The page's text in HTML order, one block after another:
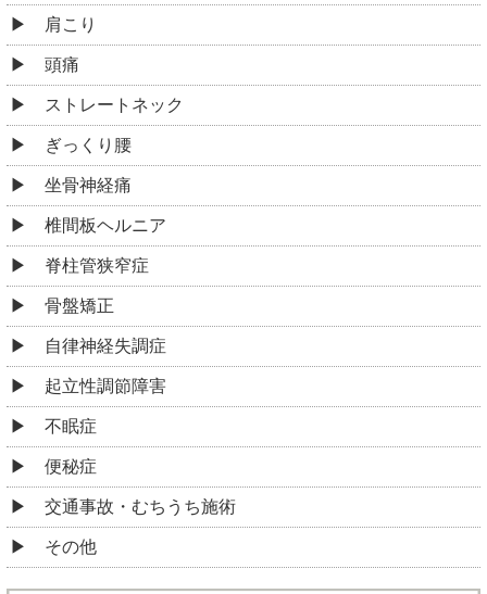
肩こり
頭痛
ストレートネック
ぎっくり腰
坐骨神経痛
椎間板ヘルニア
脊柱管狭窄症
骨盤矯正
自律神経失調症
起立性調節障害
不眠症
便秘症
交通事故・むちうち施術
その他